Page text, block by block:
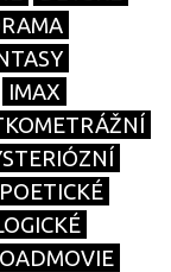
IMAX
POETICKÉ